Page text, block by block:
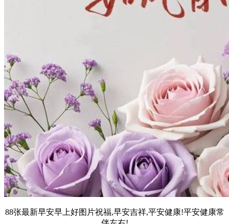
88张最新早安早上好图片祝福,早安吉祥,平安健康!平安健康常